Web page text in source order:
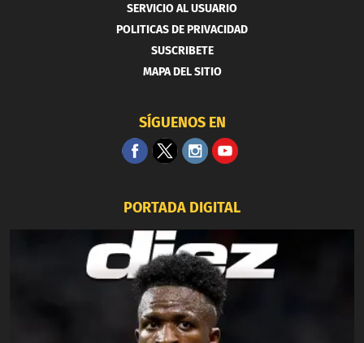
SERVICIO AL USUARIO
POLITICAS DE PRIVACIDAD
SUSCRIBETE
MAPA DEL SITIO
SÍGUENOS EN
PORTADA DIGITAL